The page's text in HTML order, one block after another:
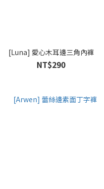
[Luna] 愛心木耳邊三角內褲
NT$290